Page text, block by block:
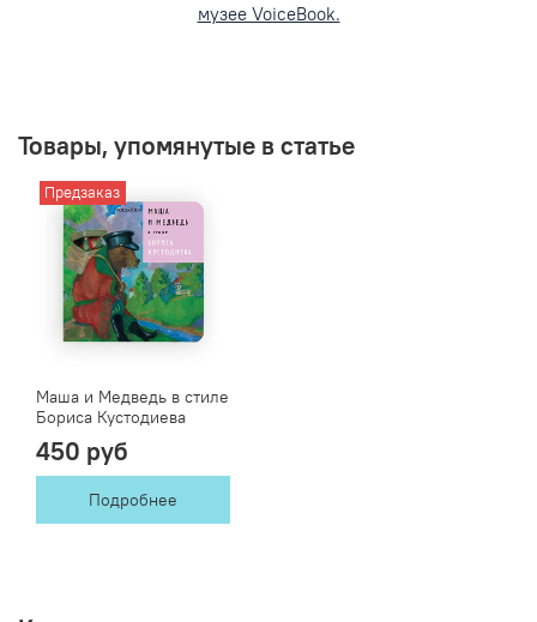
музее VoiceBook.
Товары, упомянутые в статье
Предзаказ
Маша и Медведь в стиле
Бориса Кустодиева
450 руб
Подробнее